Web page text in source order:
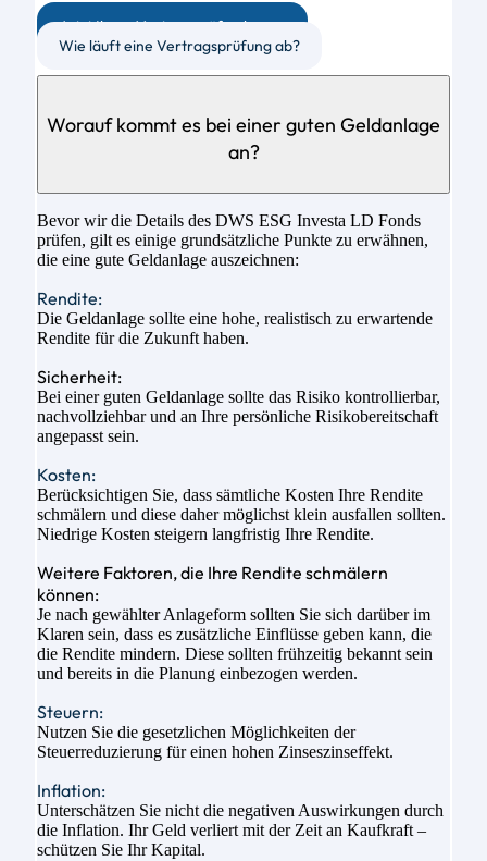
Jetzt Ihren Vertrag prüfen lassen
Wie läuft eine Vertragsprüfung ab?
Worauf kommt es bei einer guten Geldanlage
an?
Bevor wir die Details des DWS ESG Investa LD Fonds
prüfen, gilt es einige grundsätzliche Punkte zu erwähnen,
die eine gute Geldanlage auszeichnen:
Rendite:
Die Geldanlage sollte eine hohe, realistisch zu erwartende
Rendite für die Zukunft haben.
Sicherheit:
Bei einer guten Geldanlage sollte das Risiko kontrollierbar,
nachvollziehbar und an Ihre persönliche Risikobereitschaft
angepasst sein.
Kosten:
Berücksichtigen Sie, dass sämtliche Kosten Ihre Rendite
schmälern und diese daher möglichst klein ausfallen sollten.
Niedrige Kosten steigern langfristig Ihre Rendite.
Weitere Faktoren, die Ihre Rendite schmälern
können:
Je nach gewählter Anlageform sollten Sie sich darüber im
Klaren sein, dass es zusätzliche Einflüsse geben kann, die
die Rendite mindern. Diese sollten frühzeitig bekannt sein
und bereits in die Planung einbezogen werden.
Steuern:
Nutzen Sie die gesetzlichen Möglichkeiten der
Steuerreduzierung für einen hohen Zinseszinseffekt.
Inflation:
Unterschätzen Sie nicht die negativen Auswirkungen durch
die Inflation. Ihr Geld verliert mit der Zeit an Kaufkraft –
schützen Sie Ihr Kapital.